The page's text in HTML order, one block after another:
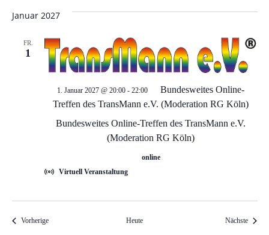
s
i
c
h
t
n
n
Januar 2027
FR.
1
Bundesweites Online-Treffen des TransMann e.V.
(Moderation RG Köln)
1. Januar 2027 @ 20:00 - 22:00
Bundesweites Online-
Treffen des TransMann e.V. (Moderation RG Köln)
online
Virtuell Veranstaltung
VorherigeVeranstaltungen Heute Nächste